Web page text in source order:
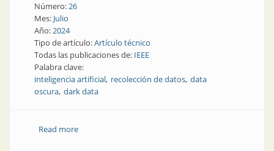
Número:26
Mes: Julio
Año:2024
Tipo de artículo:Artículo técnico
Todas las publicaciones de: IEEE
Palabra clave:
inteligencia artificial recolección de datos data
oscura dark data
Read moreabout La data oscura sale a la luz